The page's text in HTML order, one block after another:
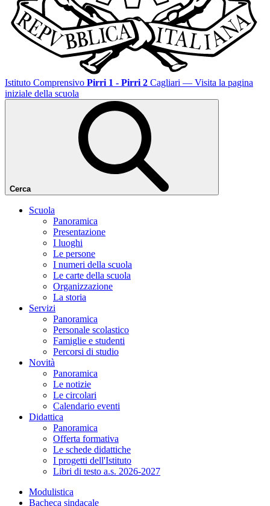
Istituto Comprensivo Pirri 1 - Pirri 2 Cagliari — Visita la pagina
iniziale della scuola
Cerca
Scuola
Panoramica
Presentazione
I luoghi
Le persone
I numeri della scuola
Le carte della scuola
Organizzazione
La storia
Servizi
Panoramica
Personale scolastico
Famiglie e studenti
Percorsi di studio
Novità
Panoramica
Le notizie
Le circolari
Calendario eventi
Didattica
Panoramica
Offerta formativa
Le schede didattiche
I progetti dell'Istituto
Libri di testo a.s. 2026-2027
Modulistica
Bacheca sindacale